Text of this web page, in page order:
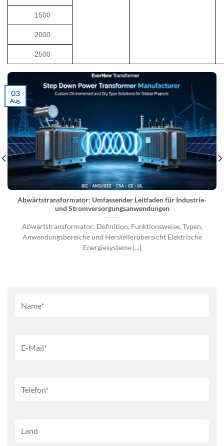
1500
2000
2500
Abwärtstransformator: Umfassender Leitfaden für Industrie-
und Stromversorgungsanwendungen
Abwärtstransformator: Definition, Funktionsweise, Typen,
Anwendungsbereiche und Herstellerübersicht Elektrische
Energiesysteme [...]
03
Aug.